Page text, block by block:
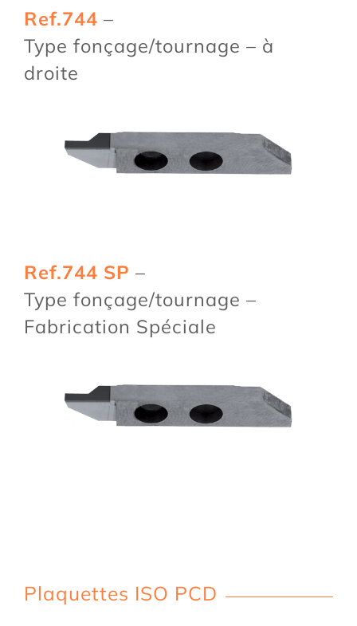
Ref.744 –
Type fonçage/tournage – à
droite
Ref.744 SP –
Type fonçage/tournage –
Fabrication Spéciale
Plaquettes ISO PCD